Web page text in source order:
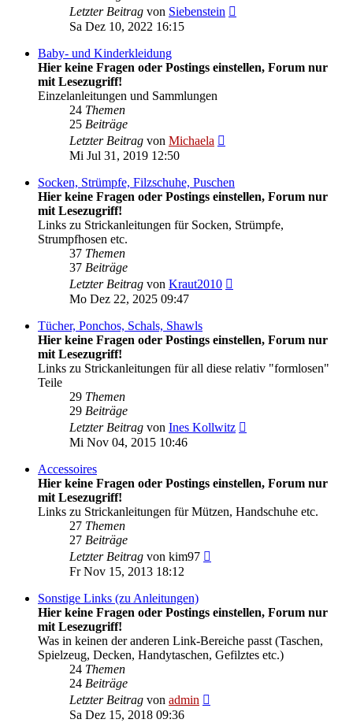
Letzter Beitrag von Siebenstein
Sa Dez 10, 2022 16:15
Baby- und Kinderkleidung
Hier keine Fragen oder Postings einstellen, Forum nur
mit Lesezugriff!
Einzelanleitungen und Sammlungen
24 Themen
25 Beiträge
Letzter Beitrag von Michaela
Mi Jul 31, 2019 12:50
Socken, Strümpfe, Filzschuhe, Puschen
Hier keine Fragen oder Postings einstellen, Forum nur
mit Lesezugriff!
Links zu Strickanleitungen für Socken, Strümpfe,
Strumpfhosen etc.
37 Themen
37 Beiträge
Letzter Beitrag von Kraut2010
Mo Dez 22, 2025 09:47
Tücher, Ponchos, Schals, Shawls
Hier keine Fragen oder Postings einstellen, Forum nur
mit Lesezugriff!
Links zu Strickanleitungen für all diese relativ "formlosen"
Teile
29 Themen
29 Beiträge
Letzter Beitrag von Ines Kollwitz
Mi Nov 04, 2015 10:46
Accessoires
Hier keine Fragen oder Postings einstellen, Forum nur
mit Lesezugriff!
Links zu Strickanleitungen für Mützen, Handschuhe etc.
27 Themen
27 Beiträge
Letzter Beitrag von kim97
Fr Nov 15, 2013 18:12
Sonstige Links (zu Anleitungen)
Hier keine Fragen oder Postings einstellen, Forum nur
mit Lesezugriff!
Was in keinen der anderen Link-Bereiche passt (Taschen,
Spielzeug, Decken, Handytaschen, Gefilztes etc.)
24 Themen
24 Beiträge
Letzter Beitrag von admin
Sa Dez 15, 2018 09:36